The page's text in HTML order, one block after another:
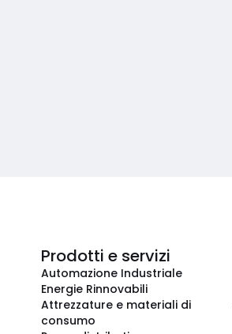
Prodotti e servizi
Automazione Industriale
Energie Rinnovabili
Attrezzature e materiali di
consumo